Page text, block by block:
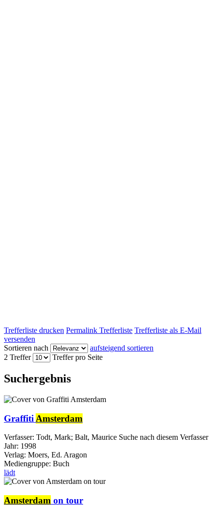
Trefferliste drucken Permalink Trefferliste Trefferliste als E-Mail
versenden
Sortieren nach
aufsteigend sortieren
2 Treffer
Treffer pro Seite
Suchergebnis
Graffiti Amsterdam
Verfasser: Todt, Mark; Balt, Maurice Suche nach diesem Verfasser
Jahr: 1998
Verlag: Moers, Ed. Aragon
Mediengruppe: Buch
lädt
Amsterdam on tour